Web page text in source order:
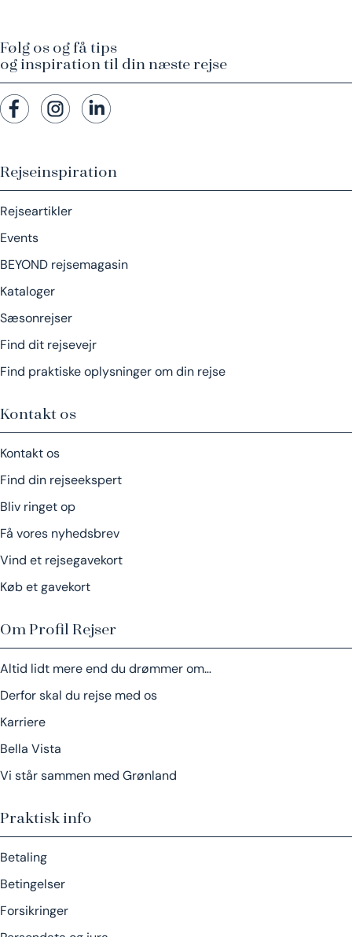
Rejseinspiration
Rejseartikler
Events
BEYOND rejsemagasin
Kataloger
Sæsonrejser
Find dit rejsevejr
Find praktiske oplysninger om din rejse
Kontakt os
Kontakt os
Find din rejseekspert
Bliv ringet op
Få vores nyhedsbrev
Vind et rejsegavekort
Køb et gavekort
Om Profil Rejser
Altid lidt mere end du drømmer om…
Derfor skal du rejse med os
Karriere
Bella Vista
Vi står sammen med Grønland
Praktisk info
Betaling
Betingelser
Forsikringer
Følg os og få tips
og inspiration til din næste rejse